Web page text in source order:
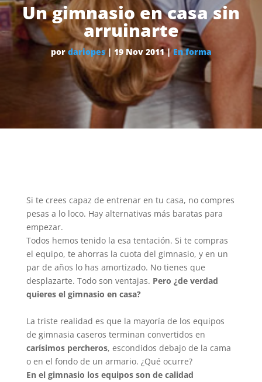
Un gimnasio en casa sin
arruinarte
por dariopes| 19 Nov 2011| En forma
Si te crees capaz de entrenar en tu casa, no compres
pesas a lo loco. Hay alternativas más baratas para
empezar.
Todos hemos tenido la esa tentación. Si te compras
el equipo, te ahorras la cuota del gimnasio, y en un
par de años lo has amortizado. No tienes que
desplazarte. Todo son ventajas. Pero ¿de verdad
quieres el gimnasio en casa?
La triste realidad es que la mayoría de los equipos
de gimnasia caseros terminan convertidos en
carísimos percheros, escondidos debajo de la cama
o en el fondo de un armario. ¿Qué ocurre?
En el gimnasio los equipos son de calidad